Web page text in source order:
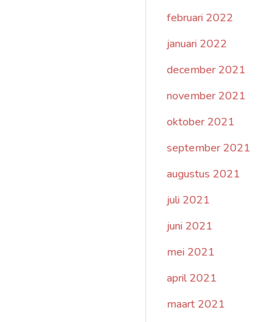
februari 2022
januari 2022
december 2021
november 2021
oktober 2021
september 2021
augustus 2021
juli 2021
juni 2021
mei 2021
april 2021
maart 2021